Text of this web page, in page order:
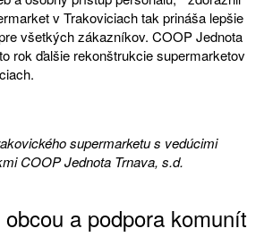
v Trakoviciach tak prináša lepšie
všetkých zákazníkov. COOP Jednota
rok ďalšie rekonštrukcie supermarketov
supermarketu s vedúcimi
COOP Jednota Trnava, s.d.
a podpora komunít